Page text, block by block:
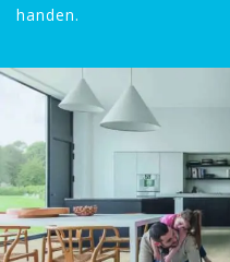
handen.